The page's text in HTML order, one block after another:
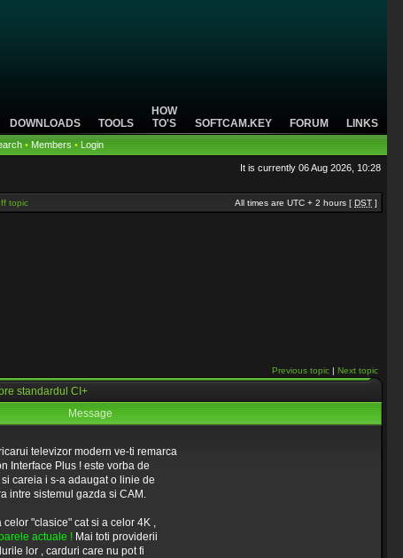
DOWNLOADS TOOLS
HOW
TO'S
SOFTCAM.KEY FORUM LINKS
• Members • Login
It is currently 06 Aug 2026, 10:28
topic All times are UTC + 2 hours [ DST ]
Previous topic | Next topic
standardul CI+
Message
televizor modern ve-ti remarca
Interface Plus ! este vorba de
careia i s-a adaugat o linie de
intre sistemul gazda si CAM.
"clasice" cat si a celor 4K ,
actuale ! Mai toti providerii
lor , carduri care nu pot fi